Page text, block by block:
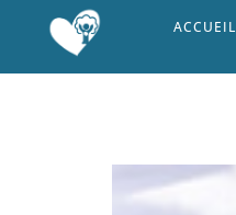
ACCUEIL